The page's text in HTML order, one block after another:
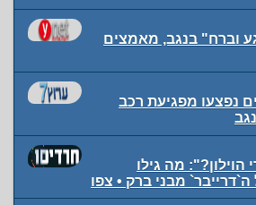
וברח" בנגב, מאמצים
נפצעו מפגיעת רכב
מה גילו
מבני ברק • צפו